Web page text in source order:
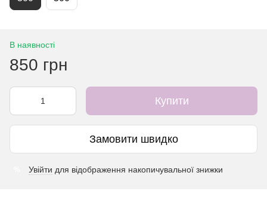
В наявності
850 грн
Купити
Замовити швидко
Увійти для відображення накопичувальної знижки